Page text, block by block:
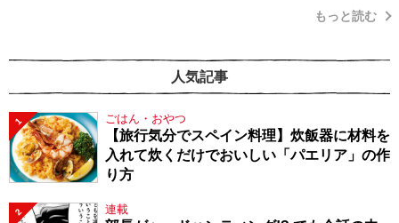
もっと読む
人気記事
1 ごはん・おやつ
【旅行気分でスペイン料理】炊飯器に材料を
入れて炊くだけでおいしい「パエリア」の作
り方
2 連載